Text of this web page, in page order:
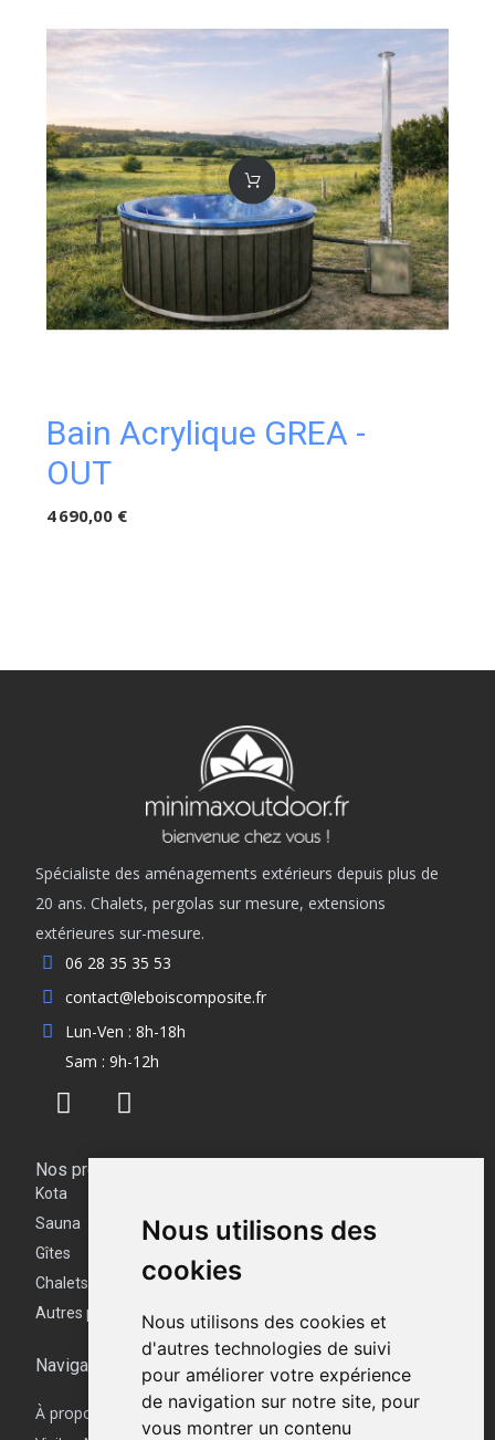
Nous utilisons des
cookies
Nous utilisons des cookies et
d'autres technologies de suivi
pour améliorer votre expérience
de navigation sur notre site, pour
vous montrer un contenu
Bain Acrylique GREA -
OUT
4 690,00 €
Spécialiste des aménagements extérieurs depuis plus de
20 ans. Chalets, pergolas sur mesure, extensions
extérieures sur-mesure.
06 28 35 35 53
contact@leboiscomposite.fr
Lun-Ven : 8h-18h
Sam : 9h-12h
Nos produits
Kota
Sauna
Gîtes
Chalets
Autres produits
Navigation
À propos